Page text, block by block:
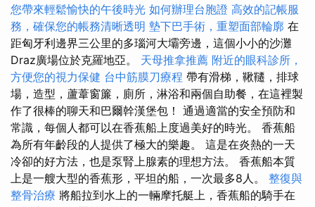
您帶來輕鬆愉快的午後時光 如何辦理台胞證 高效的記帳服
務，確保您的帳務清晰透明 墊下巴手術，重塑面部輪廓 在
距匈牙利邊界三公里的多瑙河大壩旁邊，這個小小的沙灘
Draz廣場位於克羅地亞。 天母推拿推薦 附近的眼科診所，
方便您的視力保健 台中筋膜刀療程 帶有滑梯，鞦韆，排球
場，造型，蘆葦窗簾，廁所，淋浴和兩個自助餐，在這裡製
作了很棒的聊天和巴爾幹漢堡包！ 通過適當的安全預防和
常識，每個人都可以在香蕉船上度過美好的時光。 香蕉船
為所有年齡段的人提供了極大的樂趣。 這是在炎熱的一天
冷卻的好方法，也是泵腎上腺素的理想方法。 香蕉船本質
上是一艘大型的香蕉形，平坦的船，一次最多8人。 整復與
整骨治療 將船拉到水上的一輛摩托艇上，香蕉船的騎手在